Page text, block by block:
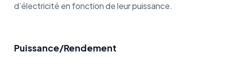
d’électricité en fonction de leur puissance.
Puissance/Rendement